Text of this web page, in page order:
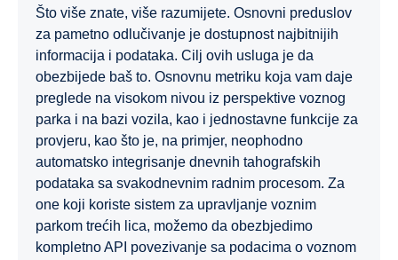
Što više znate, više razumijete. Osnovni preduslov
za pametno odlučivanje je dostupnost najbitnijih
informacija i podataka. Cilj ovih usluga je da
obezbijede baš to. Osnovnu metriku koja vam daje
preglede na visokom nivou iz perspektive voznog
parka i na bazi vozila, kao i jednostavne funkcije za
provjeru, kao što je, na primjer, neophodno
automatsko integrisanje dnevnih tahografskih
podataka sa svakodnevnim radnim procesom. Za
one koji koriste sistem za upravljanje voznim
parkom trećih lica, možemo da obezbjedimo
kompletno API povezivanje sa podacima o voznom